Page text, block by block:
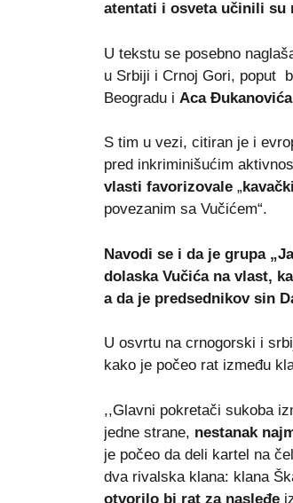
atentati i osveta učinili su
U tekstu se posebno
u Srbiji i Crnoj Gori, poput
Beogradu i Aca Đukanovića
S tim u vezi, citiran je i
pred inkriminišućim
vlasti favorizovale „
povezanim sa Vučićem“.
Navodi se i da je grupa
dolaska Vučića na vlast,
a da je predsednikov sin
U osvrtu na crnogorski i
kako je počeo rat između
,,Glavni pokretači sukoba
jedne strane, nestanak
je počeo da deli kartel na
dva rivalska klana: klana
otvorilo bi rat za nasleđe